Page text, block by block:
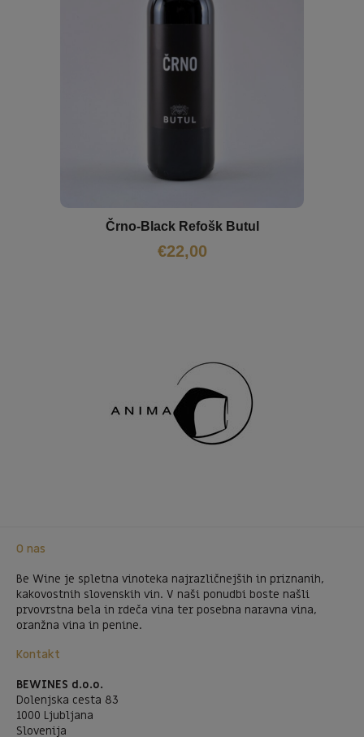
Črno-Black Refošk Butul
€22,00
O nas
Be Wine je spletna vinoteka najrazličnejših in priznanih,
kakovostnih slovenskih vin. V naši ponudbi boste našli
prvovrstna bela in rdeča vina ter posebna naravna vina,
oranžna vina in penine.
Kontakt
BEWINES d.o.o.
Dolenjska cesta 83
1000 Ljubljana
Slovenija